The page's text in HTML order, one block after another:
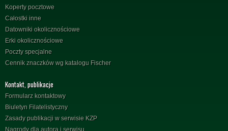
Koperty pocztowe
Całostki inne
Datowniki okolicznościowe
Erki okolicznościowe
Poczty specjalne
Cennik znaczków wg katalogu Fischer
Kontakt, publikacje
Formularz kontaktowy
Biuletyn Filatelistyczny
Zasady publikacji w serwisie KZP
Nagrody dla autora i serwisu